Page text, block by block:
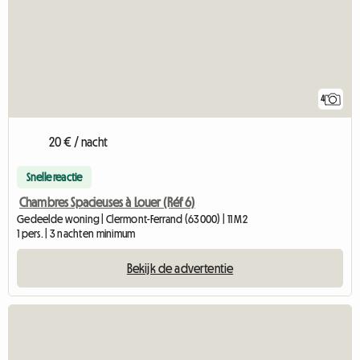
4
20 € / nacht
Snelle reactie
Chambres Spacieuses à Louer (Réf 6)
Gedeelde woning | Clermont-Ferrand (63000) | 11 M2
1 pers. | 3 nachten minimum
Bekijk de advertentie